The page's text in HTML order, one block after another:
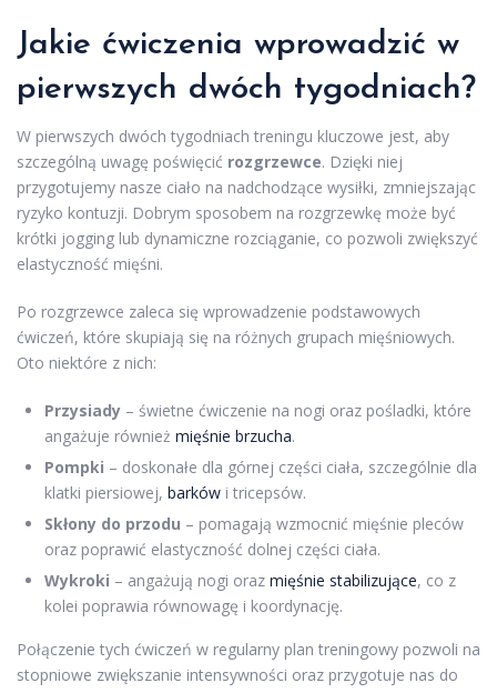
Jakie ćwiczenia wprowadzić w
pierwszych dwóch tygodniach?
W pierwszych dwóch tygodniach treningu kluczowe jest, aby
szczególną uwagę poświęcić rozgrzewce. Dzięki niej
przygotujemy nasze ciało na nadchodzące wysiłki, zmniejszając
ryzyko kontuzji. Dobrym sposobem na rozgrzewkę może być
krótki jogging lub dynamiczne rozciąganie, co pozwoli zwiększyć
elastyczność mięśni.
Po rozgrzewce zaleca się wprowadzenie podstawowych
ćwiczeń, które skupiają się na różnych grupach mięśniowych.
Oto niektóre z nich:
Przysiady – świetne ćwiczenie na nogi oraz pośladki, które
angażuje również mięśnie brzucha.
Pompki – doskonałe dla górnej części ciała, szczególnie dla
klatki piersiowej, barków i tricepsów.
Skłony do przodu – pomagają wzmocnić mięśnie pleców
oraz poprawić elastyczność dolnej części ciała.
Wykroki – angażują nogi oraz mięśnie stabilizujące, co z
kolei poprawia równowagę i koordynację.
Połączenie tych ćwiczeń w regularny plan treningowy pozwoli na
stopniowe zwiększanie intensywności oraz przygotuje nas do